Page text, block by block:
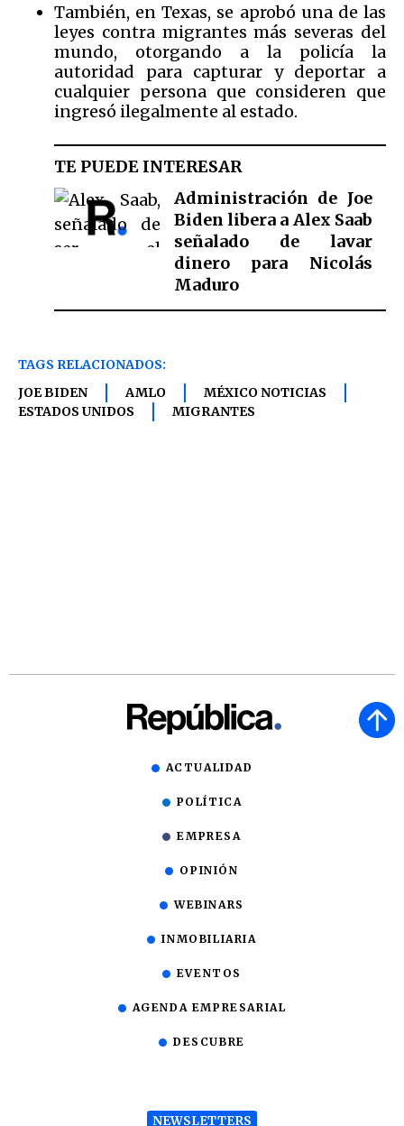
También, en Texas, se aprobó una de las
leyes contra migrantes más severas del
mundo, otorgando a la policía la
autoridad para capturar y deportar a
cualquier persona que consideren que
ingresó ilegalmente al estado.
TE PUEDE INTERESAR
Administración de Joe
Biden libera a Alex Saab
señalado de lavar
dinero para Nicolás
Maduro
TAGS RELACIONADOS:
JOE BIDEN
AMLO
MÉXICO NOTICIAS
ESTADOS UNIDOS
MIGRANTES
ACTUALIDAD
POLÍTICA
EMPRESA
OPINIÓN
WEBINARS
INMOBILIARIA
EVENTOS
AGENDA EMPRESARIAL
DESCUBRE
NEWSLETTERS